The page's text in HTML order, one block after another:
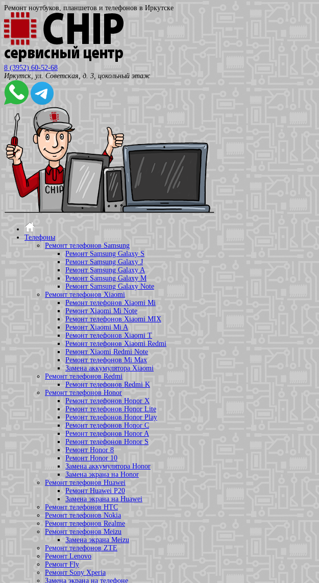
Ремонт ноутбуков, планшетов и телефонов в Иркутске
8 (3952) 60-52-68
Иркутск, ул. Советская, д. 3, цокольный этаж
Телефоны
Ремонт телефонов Samsung
Ремонт Samsung Galaxy S
Ремонт Samsung Galaxy J
Ремонт Samsung Galaxy A
Ремонт Samsung Galaxy M
Ремонт Samsung Galaxy Note
Ремонт телефонов Xiaomi
Ремонт телефонов Xiaomi Mi
Ремонт Xiaomi Mi Note
Ремонт телефонов Xiaomi MIX
Ремонт Xiaomi Mi A
Ремонт телефонов Xiaomi T
Ремонт телефонов Xiaomi Redmi
Ремонт Xiaomi Redmi Note
Ремонт телефонов Mi Max
Замена аккумулятора Xiaomi
Ремонт телефонов Redmi
Ремонт телефонов Redmi K
Ремонт телефонов Honor
Ремонт телефонов Honor X
Ремонт телефонов Honor Lite
Ремонт телефонов Honor Play
Ремонт телефонов Honor C
Ремонт телефонов Honor A
Ремонт телефонов Honor S
Ремонт Honor 8
Ремонт Honor 10
Замена аккумулятора Honor
Замена экрана на Honor
Ремонт телефонов Huawei
Ремонт Huawei P20
Замена экрана на Huawei
Ремонт телефонов HTC
Ремонт телефонов Nokia
Ремонт телефонов Realme
Ремонт телефонов Meizu
Замена экрана Meizu
Ремонт телефонов ZTE
Ремонт Lenovo
Ремонт Fly
Ремонт Sony Xperia
Замена экрана на телефоне